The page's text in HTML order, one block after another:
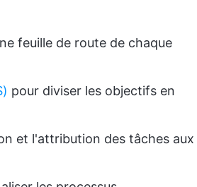
feuille de route de chaque
pour diviser les objectifs en
et l'attribution des tâches aux